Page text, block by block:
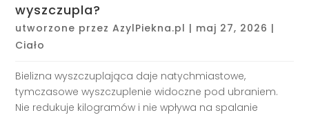
wyszczupla?
utworzone przezAzylPiekna.pl | maj 27, 2026 |
Ciało
Bielizna wyszczuplająca daje natychmiastowe,
tymczasowe wyszczuplenie widoczne pod ubraniem.
Nie redukuje kilogramów i nie wpływa na spalanie